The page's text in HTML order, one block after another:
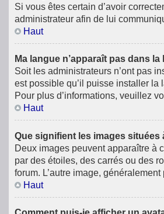
Si vous êtes certain d’avoir
administrateur afin de lui
Haut
Ma langue n’apparaît pas dans la
Soit les administrateurs n’ont pas
est possible qu’il puisse installer la
Pour plus d’informations, veuillez
Haut
Que signifient les images situées
Deux images peuvent apparaître à
par des étoiles, des carrés ou des
forum. L’autre image,
Haut